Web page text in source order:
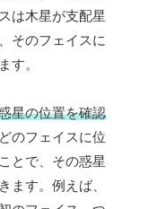
は木星が支配星
そのフェイスに
す。
星の位置を確認
のフェイスに位
とで、その惑星
ます。例えば、